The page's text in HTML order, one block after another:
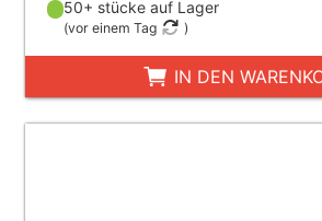
50+ stücke auf Lager
(vor einem Tag )
IN DEN